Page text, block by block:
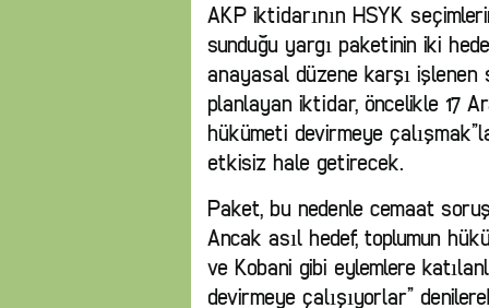
AKP iktidarının HSYK
sunduğu yargı paketinin iki
anayasal düzene karşı işlenen
planlayan iktidar, öncelikle 17
hükümeti devirmeye
etkisiz hale getirecek.
Paket, bu nedenle cemaat
Ancak asıl hedef, toplumun
ve Kobani gibi eylemlere
devirmeye çalışıyorlar”